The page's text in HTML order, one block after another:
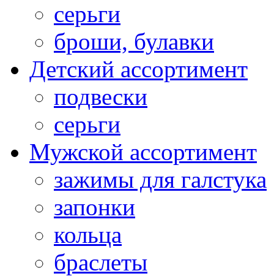
серьги
броши, булавки
Детский ассортимент
подвески
серьги
Мужской ассортимент
зажимы для галстука
запонки
кольца
браслеты